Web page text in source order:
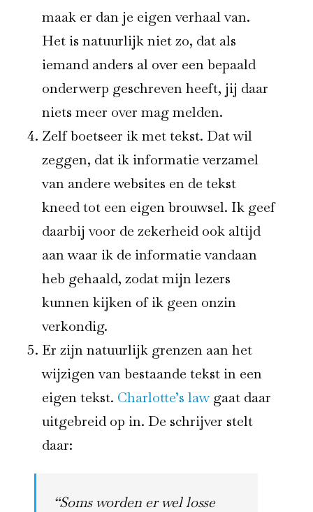
maak er dan je eigen verhaal van.
Het is natuurlijk niet zo, dat als
iemand anders al over een bepaald
onderwerp geschreven heeft, jij daar
niets meer over mag melden.
Zelf boetseer ik met tekst. Dat wil
zeggen, dat ik informatie verzamel
van andere websites en de tekst
kneed tot een eigen brouwsel. Ik geef
daarbij voor de zekerheid ook altijd
aan waar ik de informatie vandaan
heb gehaald, zodat mijn lezers
kunnen kijken of ik geen onzin
verkondig.
Er zijn natuurlijk grenzen aan het
wijzigen van bestaande tekst in een
eigen tekst. Charlotte’s lawgaat daar
uitgebreid op in. De schrijver stelt
daar:
“Soms worden er wel losse